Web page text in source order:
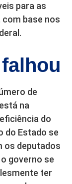
para as
com base nos
de
na
do
do Estado se
os deputados
governo se
ter